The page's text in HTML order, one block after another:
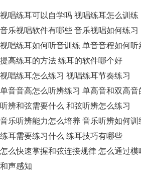
视唱练耳可以自学吗 视唱练耳怎么训练
音乐视唱软件有哪些 音乐视唱如何练习
视唱练耳如何听音训练 单音音程如何听
提高练耳的方法 练耳的软件哪个好
视唱练耳怎么练习 视唱练耳节奏练习
单音音高怎么听辨练习 单高音和双高音
听辨和弦需要什么 和弦听辨怎么练习
音乐听辨能力怎么培养 音乐听辨如何训
练耳需要练习什么 练耳技巧有哪些
怎么快速掌握和弦连接规律 怎么通过模
和声感知